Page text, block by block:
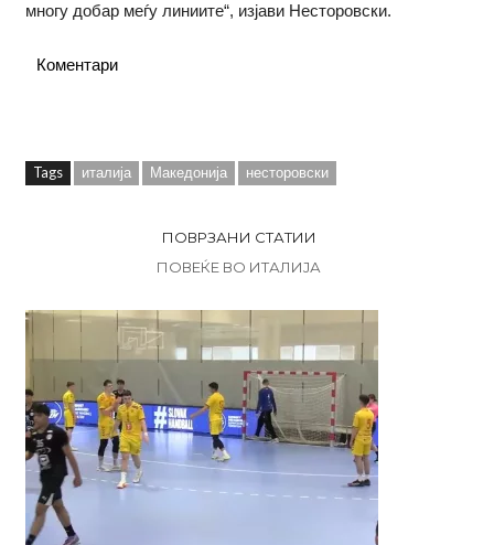
многу добар меѓу линиите“, изјави Несторовски.
Коментари
Tags италија Македонија несторовски
ПОВРЗАНИ СТАТИИ
ПОВЕЌЕ ВО ИТАЛИЈА